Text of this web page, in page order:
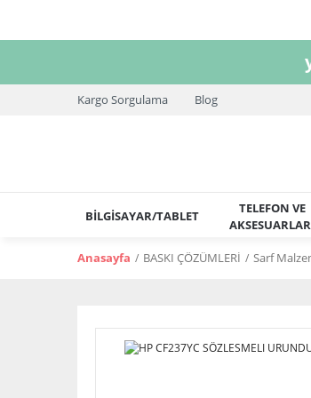
Kargo Sorgulama Blog
BİLGİSAYAR/TABLET
TELEFON VE
Anasayfa BASKI ÇÖZÜMLERİ Sarf